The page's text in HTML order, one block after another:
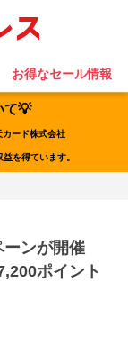
お得なセール情報
て💡
ード株式会社
を得ています。
ンが開催
ポイント